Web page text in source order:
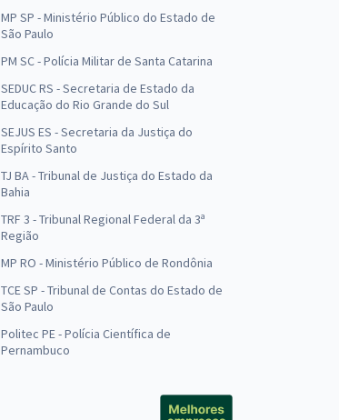
MP SP - Ministério Público do Estado de
São Paulo
PM SC - Polícia Militar de Santa Catarina
SEDUC RS - Secretaria de Estado da
Educação do Rio Grande do Sul
SEJUS ES - Secretaria da Justiça do
Espírito Santo
TJ BA - Tribunal de Justiça do Estado da
Bahia
TRF 3 - Tribunal Regional Federal da 3ª
Região
MP RO - Ministério Público de Rondônia
TCE SP - Tribunal de Contas do Estado de
São Paulo
Politec PE - Polícia Científica de
Pernambuco